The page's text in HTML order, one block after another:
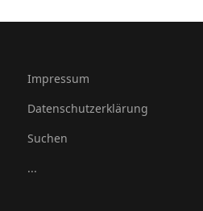
Impressum
Datenschutzerklärung
Suchen
...